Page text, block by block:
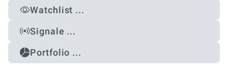
Watchlist ...
Signale ...
Portfolio ...